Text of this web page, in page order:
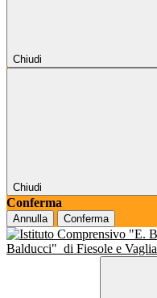
Chiudi
Chiudi
Conferma
Annulla Conferma
Balducci" di Fiesole e Vaglia